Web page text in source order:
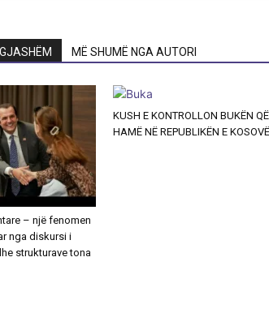
MË SHUMË NGA AUTORI
– një fenomen
nga diskursi i
strukturave tona
KUSH E KONTROLLON BUKËN QË
HAMË NË REPUBLIKËN E